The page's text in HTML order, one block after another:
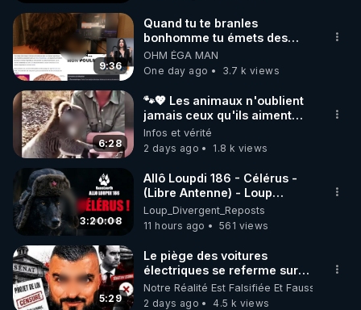
9:36
Quand tu te branles
bonhomme tu émets des
ondes ils ont juste omis de
t'expliquer
OHM ÉGA MAN
One day ago
3.7 k views
6:28
🐾💖 Les animaux n'oublient
jamais ceux qu'ils aiment…
🥹❤️
Infos et vérité
2 days ago
1.8 k views
3:20:08
Allô Loupdi 186 - Célérus -
(Libre Antenne) - Loup
Divergent 2026.08.06
Loup_Divergent_Reposts
11 hours ago
561 views
5:29
Le piège des voitures
électriques se referme sur
les usagers !
Notre Réalité Est Falsifiée Et Fausse
2 days ago
4.5 k views